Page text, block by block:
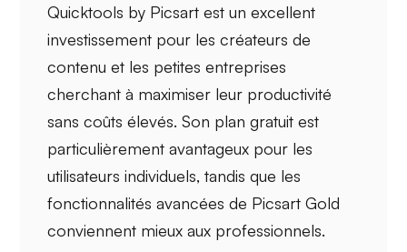
Quicktools by Picsart est un excellent
investissement pour lescréateurs de
contenu et les petites entreprises
cherchant à maximiser leur productivité
sans coûts élevés. Son plan gratuit est
particulièrement avantageux pour les
utilisateurs individuels, tandis que les
fonctionnalités avancées de Picsart Gold
conviennent mieux aux professionnels.